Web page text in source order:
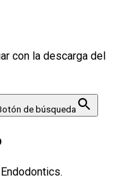
con la descarga del
de búsqueda